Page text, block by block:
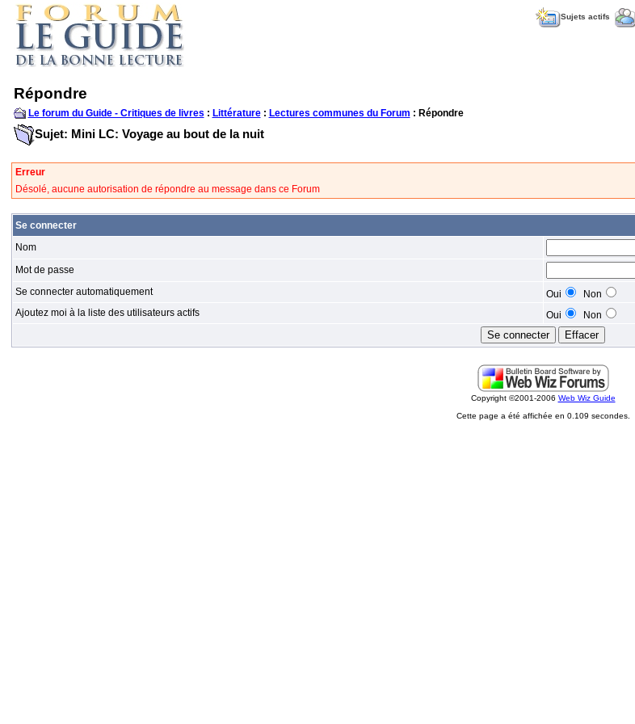
Sujets actifs
Répondre
Le forum du Guide - Critiques de livres : Littérature: Lectures communes du Forum : Répondre
Sujet: Mini LC: Voyage au bout de la nuit
Erreur
Désolé, aucune autorisation de répondre au message dans ce Forum
Se connecter
Nom
Mot de passe
Se connecter automatiquement
Oui
Non
Ajoutez moi à la liste des utilisateurs actifs
Oui Non
Copyright ©2001-2006 Web Wiz Guide
Cette page a été affichée en 0.109 secondes.